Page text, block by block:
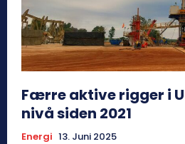
Færre aktive rigger i
nivå siden 2021
Energi 13. Juni 2025